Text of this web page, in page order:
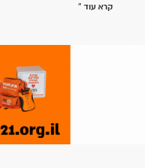
קרא עוד »